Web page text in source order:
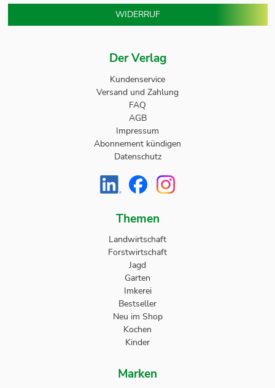
Der Verlag
Kundenservice
Versand und Zahlung
FAQ
AGB
Impressum
Abonnement kündigen
Datenschutz
Themen
Landwirtschaft
Forstwirtschaft
Jagd
Garten
Imkerei
Bestseller
Neu im Shop
Kochen
Kinder
Marken
WIDERRUF